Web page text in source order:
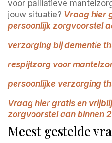
voor palliatieve
jouw situatie? Vraag hier
persoonlijk zorgvoorstel
verzorging bij dementie
respijtzorg voor
persoonlijke verzorging
Vraag hier gratis en
zorgvoorstel aan binnen
Meest gestelde